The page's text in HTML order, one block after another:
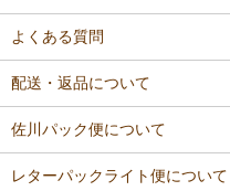
よくある質問
配送・返品について
佐川パック便について
レターパックライト便について